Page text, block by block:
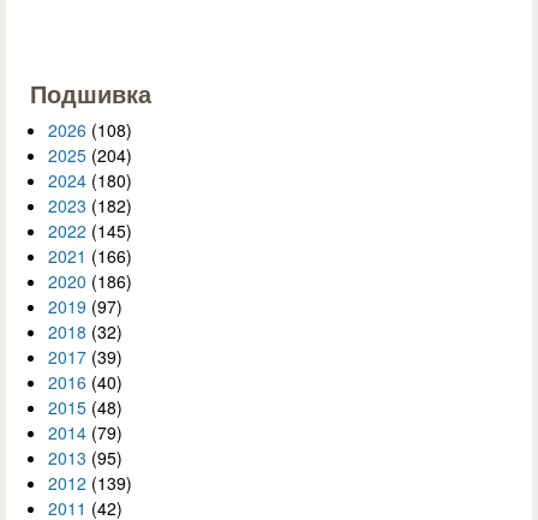
Подшивка
2026 (108)
2025 (204)
2024 (180)
2023 (182)
2022 (145)
2021 (166)
2020 (186)
2019 (97)
2018 (32)
2017 (39)
2016 (40)
2015 (48)
2014 (79)
2013 (95)
2012 (139)
2011 (42)